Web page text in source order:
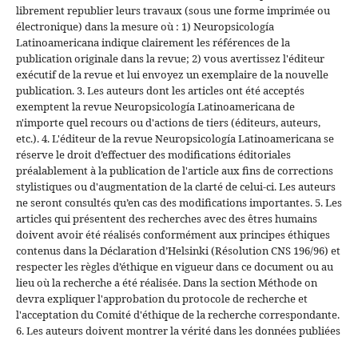
librement republier leurs travaux (sous une forme imprimée ou
électronique) dans la mesure où : 1) Neuropsicología
Latinoamericana indique clairement les références de la
publication originale dans la revue; 2) vous avertissez l'éditeur
exécutif de la revue et lui envoyez un exemplaire de la nouvelle
publication. 3. Les auteurs dont les articles ont été acceptés
exemptent la revue Neuropsicología Latinoamericana de
n'importe quel recours ou d'actions de tiers (éditeurs, auteurs,
etc.). 4. L'éditeur de la revue Neuropsicología Latinoamericana se
réserve le droit d’effectuer des modifications éditoriales
préalablement à la publication de l'article aux fins de corrections
stylistiques ou d'augmentation de la clarté de celui-ci. Les auteurs
ne seront consultés qu’en cas des modifications importantes. 5. Les
articles qui présentent des recherches avec des êtres humains
doivent avoir été réalisés conformément aux principes éthiques
contenus dans la Déclaration d’Helsinki (Résolution CNS 196/96) et
respecter les règles d’éthique en vigueur dans ce document ou au
lieu où la recherche a été réalisée. Dans la section Méthode on
devra expliquer l'approbation du protocole de recherche et
l'acceptation du Comité d'éthique de la recherche correspondante.
6. Les auteurs doivent montrer la vérité dans les données publiées